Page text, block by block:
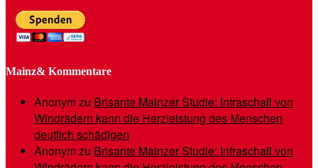
Mainz& Kommentare
Anonymzu Brisante Mainzer Studie: Infraschall von
Windrädern kann die Herzleistung des Menschen
deutlich schädigen
Anonymzu Brisante Mainzer Studie: Infraschall von